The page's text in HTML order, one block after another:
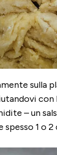
sulla
con
– un
spesso 1 o